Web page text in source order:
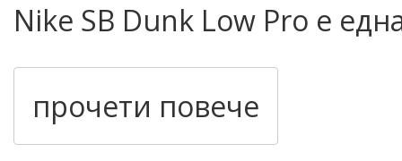
Nike SB Dunk Low Pro е
обувки, комбинираща
технологии за
конструкция, стабилно
прочети повече